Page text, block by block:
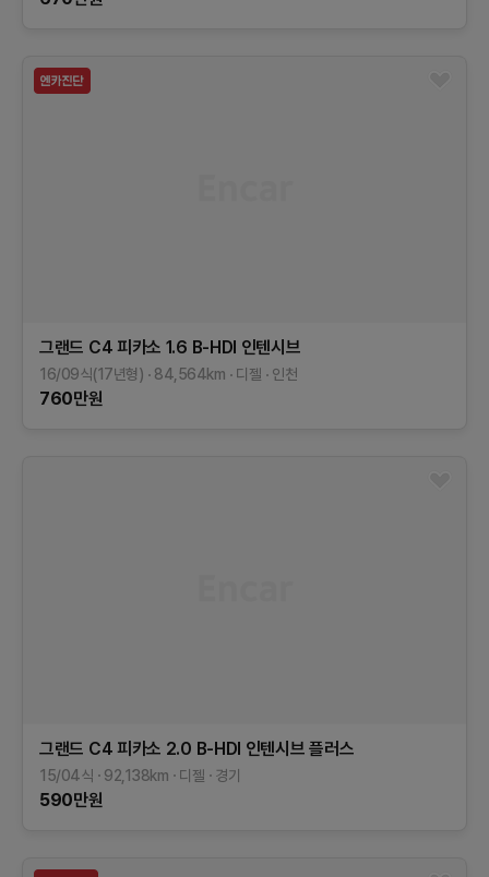
그랜드 C4 피카소 1.6 B-HDI 인텐시브
16/09식(17년형) 84,564km 디젤 인천
760만원
그랜드 C4 피카소 2.0 B-HDI 인텐시브 플러스
15/04식 92,138km 디젤 경기
590만원